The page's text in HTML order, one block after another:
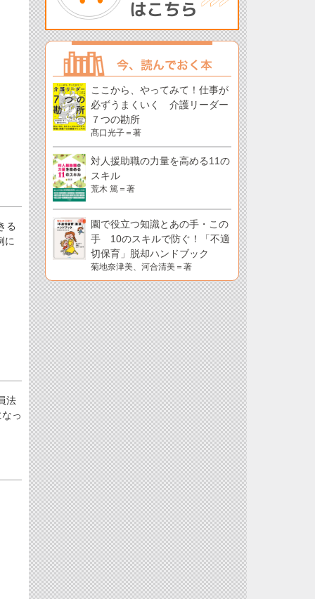
る
に
法
っ
ここから、やってみて！仕事が
必ずうまくいく 介護リーダー
７つの勘所
髙口光子＝著
対人援助職の力量を高める11の
スキル
荒木 篤＝著
園で役立つ知識とあの手・この
手 10のスキルで防ぐ！「不適
切保育」脱却ハンドブック
菊地奈津美、河合清美＝著